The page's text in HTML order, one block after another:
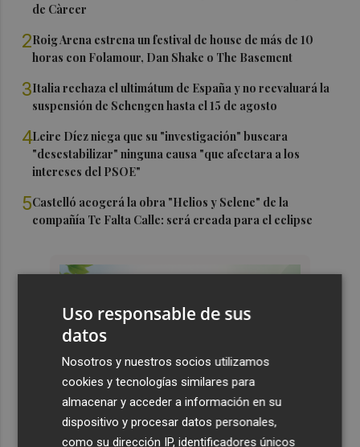
de Càrcer
2Roig Arena estrena un festival de house de más de 10
horas con Folamour, Dan Shake o The Basement
3Italia rechaza el ultimátum de España y no reevaluará la
suspensión de Schengen hasta el 15 de agosto
4Leire Díez niega que su "investigación" buscara
"desestabilizar" ninguna causa "que afectara a los
intereses del PSOE"
5Castelló acogerá la obra "Helios y Selene" de la
compañía Te Falta Calle: será creada para el eclipse
Uso responsable de sus
datos
Nosotros y nuestros socios utilizamos
cookies y tecnologías similares para
almacenar y acceder a información en su
dispositivo y procesar datos personales,
como su dirección IP, identificadores únicos